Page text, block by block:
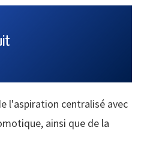
l'aspiration centralisé avec
ainsi que de la